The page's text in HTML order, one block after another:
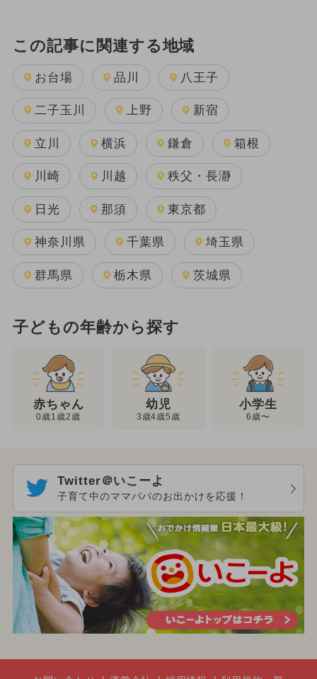
この記事に関連する地域
お台場 品川 八王子
二子玉川 上野 新宿
立川 横浜 鎌倉 箱根
川崎 川越 秩父・長瀞
日光 那須 東京都
神奈川県 千葉県 埼玉県
群馬県 栃木県 茨城県
子どもの年齢から探す
赤ちゃん
0歳1歳2歳
幼児
3歳4歳5歳
小学生
6歳〜
Twitter＠いこーよ
子育て中のママパパのお出かけを応援！